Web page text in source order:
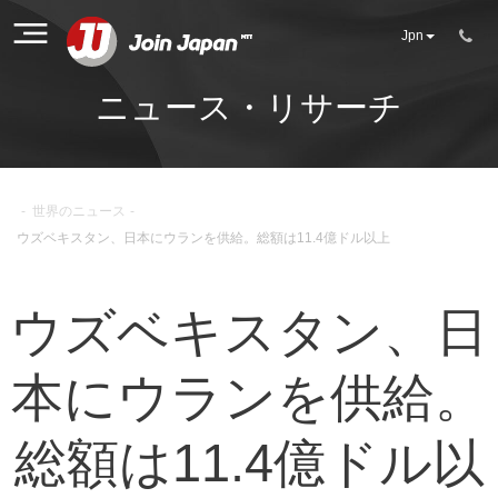
Jpn
ニュース・リサーチ
- 世界のニュース -
ウズベキスタン、日本にウランを供給。総額は11.4億ドル以上
ウズベキスタン、日
本にウランを供給。
総額は11.4億ドル以